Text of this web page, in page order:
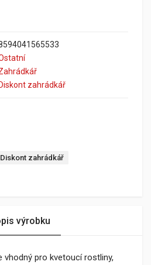
Diskont zahrádkář
Diskont zahrádkář
výrobku
vhodný pro kvetoucí rostliny,